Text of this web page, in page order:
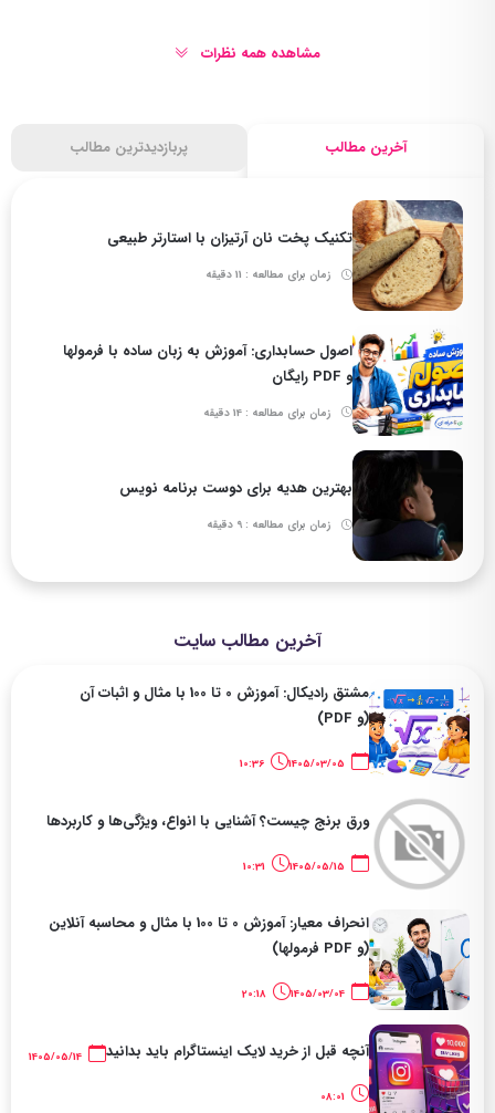
آخرین مطالب پربازدیدترین مطالب
تکنیک پخت نان آرتیزان با استارتر طبیعی
زمان برای مطالعه : 11 دقیقه
اصول حسابداری: آموزش به زبان ساده با فرمولها
و PDF رایگان
زمان برای مطالعه : 14 دقیقه
بهترین هدیه برای دوست برنامه نویس
زمان برای مطالعه : 9 دقیقه
آخرین مطالب سایت
مشتق رادیکال: آموزش 0 تا 100 با مثال و اثبات آن
(و PDF)
10:36
ورق برنج چیست؟ آشنایی با انواع، ویژگی‌ها و کاربردها
انحراف معیار: آموزش 0 تا 100 با مثال و محاسبه آنلاین
(و PDF فرمولها)
20:18
آنچه قبل از خرید لایک اینستاگرام باید بدانید
مشاهده همه نظرات